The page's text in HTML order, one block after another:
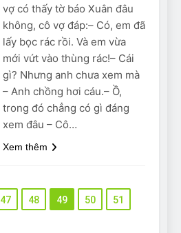
vợ có thấy tờ báo Xuân đâu
không, cô vợ đáp:– Có, em đã
lấy bọc rác rồi. Và em vừa
mới vứt vào thùng rác!– Cái
gì? Nhưng anh chưa xem mà
– Anh chồng hơi cáu.– Ồ,
trong đó chẳng có gì đáng
xem đâu – Cô…
Xem thêm
47 48 49 50 51